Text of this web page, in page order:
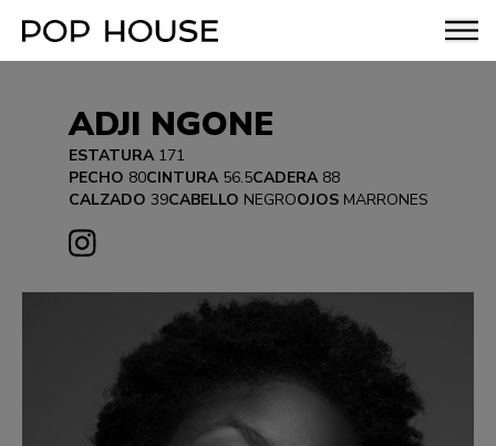
ADJI NGONE
ESTATURA171
PECHO 80CINTURA56.5CADERA88
CALZADO 39CABELLO NEGROOJOSMARRONES